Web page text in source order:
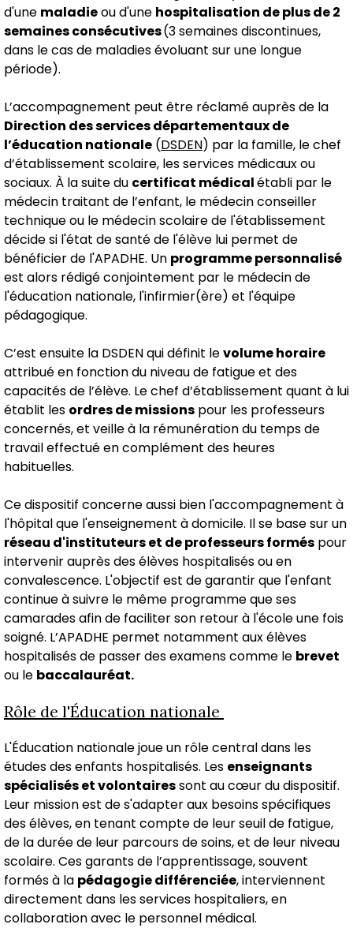
d'une maladieou d'une hospitalisation de plus de 2
semaines consécutives(3 semaines discontinues,
dans le cas de maladies évoluant sur une longue
période).
L’accompagnement peut être réclamé auprès de la
Direction des services départementaux de
l’éducation nationale (DSDEN) par la famille, le chef
d’établissement scolaire, les services médicaux ou
sociaux. À la suite du certificat médicalétabli par le
médecin traitant de l’enfant, le médecin conseiller
technique ou le médecin scolaire de l'établissement
décide si l'état de santé de l'élève lui permet de
bénéficier de l'APADHE. Un programme personnalisé
est alors rédigé conjointement par le médecin de
l'éducation nationale, l'infirmier(ère) et l'équipe
pédagogique.
C’est ensuite la DSDEN qui définit levolume horaire
attribué en fonction du niveau de fatigue et des
capacités de l’élève. Le chef d’établissement quant à lui
établit les ordres de missions pour les professeurs
concernés, et veille à la rémunération du temps de
travail effectué en complément des heures
habituelles.
Ce dispositif concerne aussi bien l'accompagnement à
l'hôpital que l'enseignement à domicile. Il se base sur un
réseau d'instituteurs et de professeurs formés pour
intervenir auprès des élèves hospitalisés ou en
convalescence. L'objectif est de garantir que l'enfant
continue à suivre le même programme que ses
camarades afin de faciliter son retour à l'école une fois
soigné. L’APADHE permet notamment aux élèves
hospitalisés de passer des examens comme le brevet
ou le baccalauréat.
Rôle de l'Éducation nationale
L'Éducation nationale joue un rôle central dans les
études des enfants hospitalisés. Les enseignants
spécialisés et volontairessont au cœur du dispositif.
Leur mission est de s'adapter aux besoins spécifiques
des élèves, en tenant compte de leur seuil de fatigue,
de la durée de leur parcours de soins, et de leur niveau
scolaire. Ces garants de l’apprentissage, souvent
formés à la pédagogie différenciée, interviennent
directement dans les services hospitaliers, en
collaboration avec le personnel médical.